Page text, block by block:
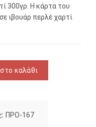
300γρ. Η κάρτα του
ιβουάρ περλέ χαρτί
καλάθι
ΠΡΟ-167